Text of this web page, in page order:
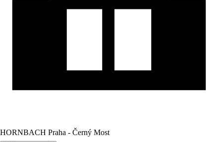
HORNBACH Praha - Černý Most